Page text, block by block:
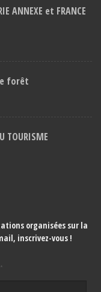
ANNEXE et FRANCE
forêt
TOURISME
organisées sur la
inscrivez-vous !
*